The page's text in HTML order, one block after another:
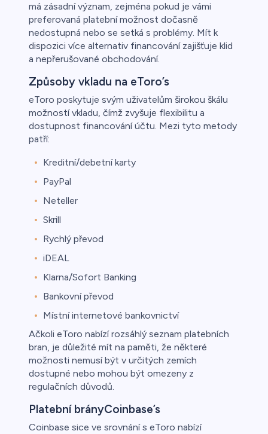
má zásadní význam, zejména pokud je vámi
preferovaná platební možnost dočasně
nedostupná nebo se setká s problémy. Mít k
dispozici více alternativ financování zajišťuje klid
a nepřerušované obchodování.
Způsoby vkladu na eToro’s
eToro poskytuje svým uživatelům širokou škálu
možností vkladu, čímž zvyšuje flexibilitu a
dostupnost financování účtu. Mezi tyto metody
patří:
Kreditní/debetní karty
PayPal
Neteller
Skrill
Rychlý převod
iDEAL
Klarna/Sofort Banking
Bankovní převod
Místní internetové bankovnictví
Ačkoli eToro nabízí rozsáhlý seznam platebních
bran, je důležité mít na paměti, že některé
možnosti nemusí být v určitých zemích
dostupné nebo mohou být omezeny z
regulačních důvodů.
Platební brányCoinbase’s
Coinbase sice ve srovnání s eToro nabízí